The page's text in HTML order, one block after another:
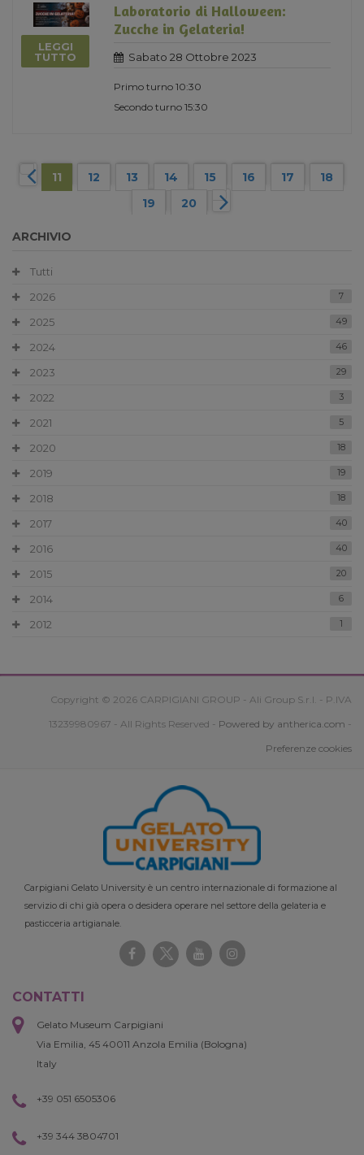
LEGGI
TUTTO
Laboratorio di Halloween:
Zucche in Gelateria!
Sabato 28 Ottobre 2023
Primo turno 10:30
Secondo turno 15:30
11 12 13 14 15 16 17
18
19
20
ARCHIVIO
Tutti
2026
7
2025 49
2024 46
2023 29
2022 3
2021 5
2020 18
2019 19
2018 18
2017 40
2016 40
2015 20
2014 6
2012 1
Copyright © 2026 CARPIGIANI GROUP - Ali Group S.r.l. - P.IVA
13239980967 - All Rights Reserved - Powered by antherica.com -
Preferenze cookies
Carpigiani Gelato University è un centro internazionale di formazione al
servizio di chi già opera o desidera operare nel settore della gelateria e
pasticceria artigianale.
CONTATTI
Gelato Museum Carpigiani
Via Emilia, 45 40011 Anzola Emilia (Bologna)
Italy
+39 051 6505306
+39 344 3804701